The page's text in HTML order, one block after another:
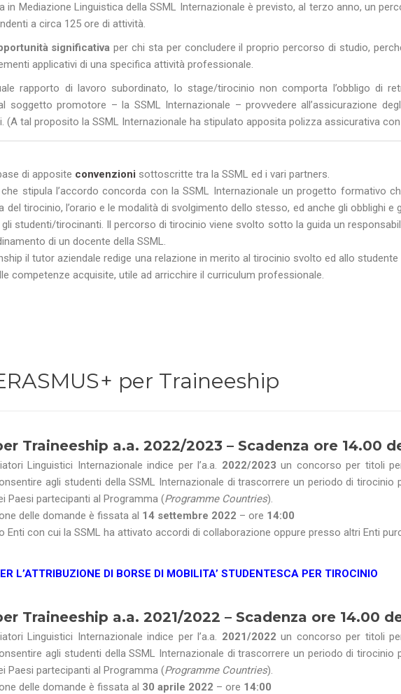
in Mediazione Linguistica della SSML Internazionale è previsto, al terzo anno, un
a circa 125 ore di attività.
significativaper chi sta per concludere il proprio percorso di studio,
applicativi di una specifica attività professionale.
rapporto di lavoro subordinato, lo stage/tirocinio non comporta l’obbligo di
soggetto promotore – la SSML Internazionale – provvedere all’assicurazione
(A tal proposito la SSML Internazionale ha stipulato apposita polizza assicurativa con
di apposite convenzioni sottoscritte tra la SSML ed i vari partners.
stipula l’accordo concorda con la SSML Internazionale un progetto formativo
del tirocinio, l’orario e le modalità di svolgimento dello stesso, ed anche gli obblighi e
studenti/tirocinanti. Il percorso di tirocinio viene svolto sotto la guida un
di un docente della SSML.
il tutor aziendale redige una relazione in merito al tirocinio svolto ed allo studente
competenze acquisite, utile ad arricchire il curriculum professionale.
per Traineeship
Traineeship a.a. 2022/2023 – Scadenza ore 14.00
Linguistici Internazionale indice per l’a.a. 2022/2023 un concorso per titoli
agli studenti della SSML Internazionale di trascorrere un periodo di
Paesi partecipanti al Programma (Programme Countries).
delle domande è fissata al 14 settembre 2022 – ore 14:00
con cui la SSML ha attivato accordi di collaborazione oppure presso altri Enti
L’ATTRIBUZIONE DI BORSE DI MOBILITA’ STUDENTESCA PER TIROCINIO
Traineeship a.a. 2021/2022 – Scadenza ore 14.00
Linguistici Internazionale indice per l’a.a. 2021/2022 un concorso per titoli
agli studenti della SSML Internazionale di trascorrere un periodo di
Paesi partecipanti al Programma (Programme Countries).
delle domande è fissata al 30 aprile 2022 – ore 14:00